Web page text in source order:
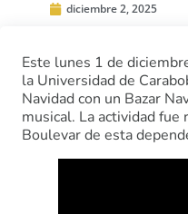
diciembre 2, 2025
Este lunes 1 de
la Universidad de
Navidad con un Bazar
musical. La actividad
Boulevar de esta